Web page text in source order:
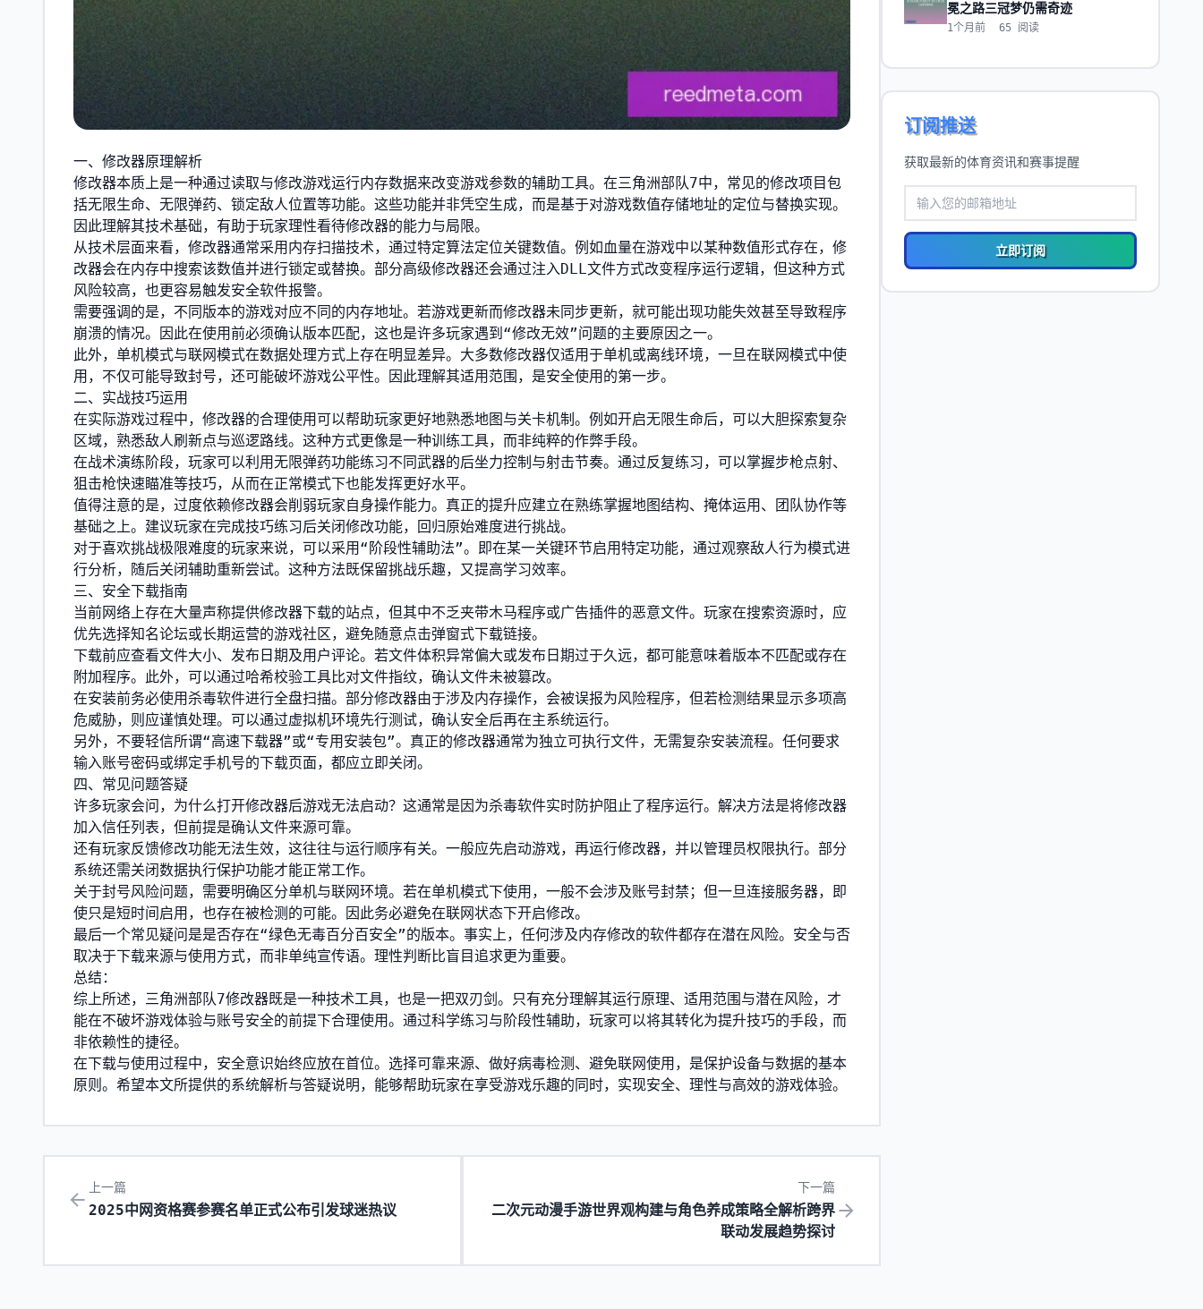
一、修改器原理解析
修改器本质上是一种通过读取与修改游戏运行内存数据来改变游戏参数的辅助工具。在三角洲部队7中，常见的修改项目包
括无限生命、无限弹药、锁定敌人位置等功能。这些功能并非凭空生成，而是基于对游戏数值存储地址的定位与替换实现。
因此理解其技术基础，有助于玩家理性看待修改器的能力与局限。
从技术层面来看，修改器通常采用内存扫描技术，通过特定算法定位关键数值。例如血量在游戏中以某种数值形式存在，修
改器会在内存中搜索该数值并进行锁定或替换。部分高级修改器还会通过注入DLL文件方式改变程序运行逻辑，但这种方式
风险较高，也更容易触发安全软件报警。
需要强调的是，不同版本的游戏对应不同的内存地址。若游戏更新而修改器未同步更新，就可能出现功能失效甚至导致程序
崩溃的情况。因此在使用前必须确认版本匹配，这也是许多玩家遇到“修改无效”问题的主要原因之一。
此外，单机模式与联网模式在数据处理方式上存在明显差异。大多数修改器仅适用于单机或离线环境，一旦在联网模式中使
用，不仅可能导致封号，还可能破坏游戏公平性。因此理解其适用范围，是安全使用的第一步。
二、实战技巧运用
在实际游戏过程中，修改器的合理使用可以帮助玩家更好地熟悉地图与关卡机制。例如开启无限生命后，可以大胆探索复杂
区域，熟悉敌人刷新点与巡逻路线。这种方式更像是一种训练工具，而非纯粹的作弊手段。
在战术演练阶段，玩家可以利用无限弹药功能练习不同武器的后坐力控制与射击节奏。通过反复练习，可以掌握步枪点射、
狙击枪快速瞄准等技巧，从而在正常模式下也能发挥更好水平。
值得注意的是，过度依赖修改器会削弱玩家自身操作能力。真正的提升应建立在熟练掌握地图结构、掩体运用、团队协作等
基础之上。建议玩家在完成技巧练习后关闭修改功能，回归原始难度进行挑战。
对于喜欢挑战极限难度的玩家来说，可以采用“阶段性辅助法”。即在某一关键环节启用特定功能，通过观察敌人行为模式进
行分析，随后关闭辅助重新尝试。这种方法既保留挑战乐趣，又提高学习效率。
三、安全下载指南
当前网络上存在大量声称提供修改器下载的站点，但其中不乏夹带木马程序或广告插件的恶意文件。玩家在搜索资源时，应
优先选择知名论坛或长期运营的游戏社区，避免随意点击弹窗式下载链接。
下载前应查看文件大小、发布日期及用户评论。若文件体积异常偏大或发布日期过于久远，都可能意味着版本不匹配或存在
附加程序。此外，可以通过哈希校验工具比对文件指纹，确认文件未被篡改。
在安装前务必使用杀毒软件进行全盘扫描。部分修改器由于涉及内存操作，会被误报为风险程序，但若检测结果显示多项高
危威胁，则应谨慎处理。可以通过虚拟机环境先行测试，确认安全后再在主系统运行。
另外，不要轻信所谓“高速下载器”或“专用安装包”。真正的修改器通常为独立可执行文件，无需复杂安装流程。任何要求
输入账号密码或绑定手机号的下载页面，都应立即关闭。
四、常见问题答疑
许多玩家会问，为什么打开修改器后游戏无法启动？这通常是因为杀毒软件实时防护阻止了程序运行。解决方法是将修改器
加入信任列表，但前提是确认文件来源可靠。
还有玩家反馈修改功能无法生效，这往往与运行顺序有关。一般应先启动游戏，再运行修改器，并以管理员权限执行。部分
系统还需关闭数据执行保护功能才能正常工作。
关于封号风险问题，需要明确区分单机与联网环境。若在单机模式下使用，一般不会涉及账号封禁；但一旦连接服务器，即
使只是短时间启用，也存在被检测的可能。因此务必避免在联网状态下开启修改。
最后一个常见疑问是是否存在“绿色无毒百分百安全”的版本。事实上，任何涉及内存修改的软件都存在潜在风险。安全与否
取决于下载来源与使用方式，而非单纯宣传语。理性判断比盲目追求更为重要。
总结：
综上所述，三角洲部队7修改器既是一种技术工具，也是一把双刃剑。只有充分理解其运行原理、适用范围与潜在风险，才
能在不破坏游戏体验与账号安全的前提下合理使用。通过科学练习与阶段性辅助，玩家可以将其转化为提升技巧的手段，而
非依赖性的捷径。
在下载与使用过程中，安全意识始终应放在首位。选择可靠来源、做好病毒检测、避免联网使用，是保护设备与数据的基本
原则。希望本文所提供的系统解析与答疑说明，能够帮助玩家在享受游戏乐趣的同时，实现安全、理性与高效的游戏体验。
上一篇
2025中网资格赛参赛名单正式公布引发球迷热议
下一篇
二次元动漫手游世界观构建与角色养成策略全解析跨界
联动发展趋势探讨
冕之路三冠梦仍需奇迹
1个月前 65 阅读
订阅推送
获取最新的体育资讯和赛事提醒
立即订阅